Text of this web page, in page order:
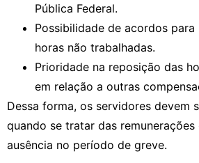
Pública Federal.
Possibilidade de acordos
horas não trabalhadas.
Prioridade na reposição das
em relação a outras
Dessa forma, os servidores devem
quando se tratar das
ausência no período de greve.